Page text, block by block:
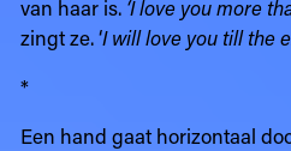
van haar is. ‘I love you more
zingt ze. ‘I will love you till the
*
Een hand gaat horizontaal